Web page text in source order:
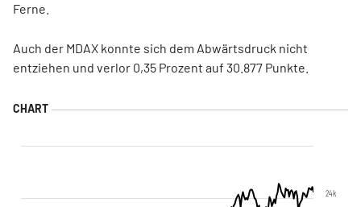
Ferne.
Auch der MDAX konnte sich dem Abwärtsdruck nicht
entziehen und verlor 0,35 Prozent auf 30.877 Punkte.
24k